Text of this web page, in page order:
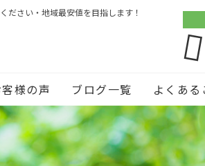
ださい・地域最安値を目指します！
様の声 ブログ一覧 よくあ